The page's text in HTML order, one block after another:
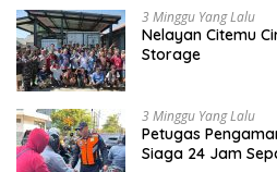
3 Minggu Yang Lalu
Nelayan Citemu
Storage
3 Minggu Yang Lalu
Petugas
Siaga 24 Jam